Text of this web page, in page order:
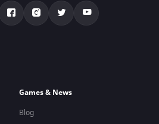
Games & News
Blog